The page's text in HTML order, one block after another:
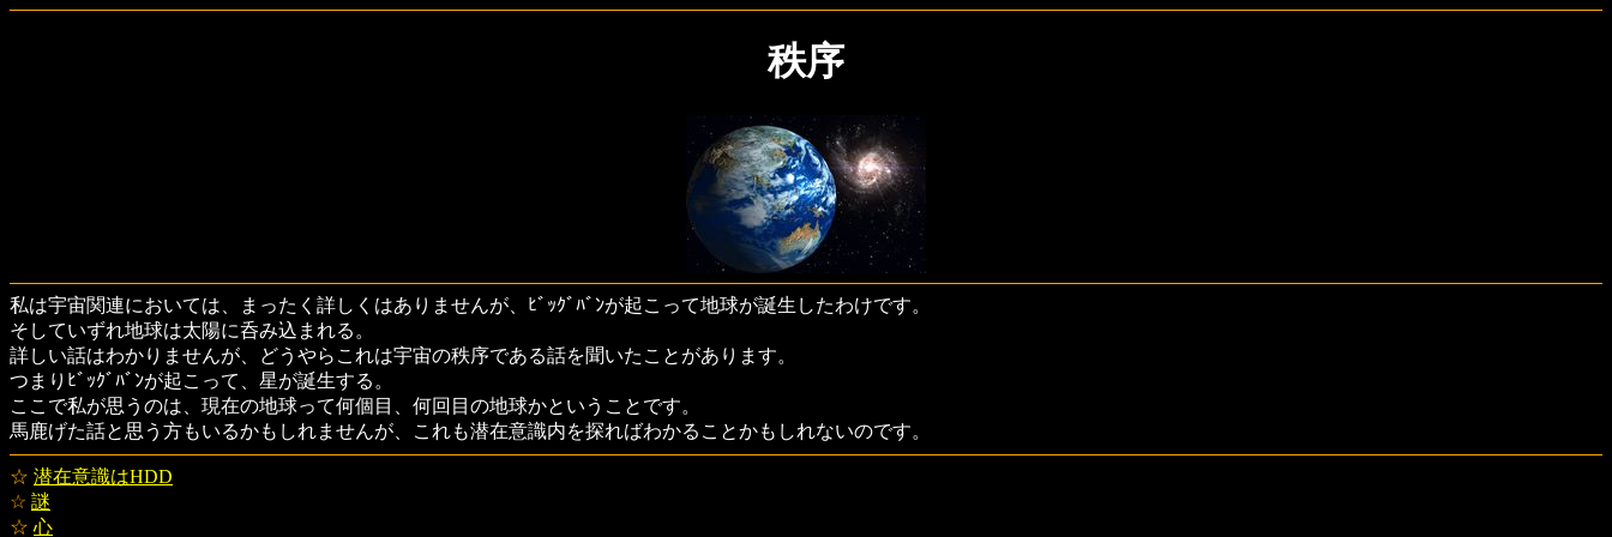
秩序
私は宇宙関連においては、まったく詳しくはありませんが、ﾋﾞｯｸﾞﾊﾞﾝが起こって地球が誕生したわけです。
そしていずれ地球は太陽に呑み込まれる。
詳しい話はわかりませんが、どうやらこれは宇宙の秩序である話を聞いたことがあります。
つまりﾋﾞｯｸﾞﾊﾞﾝが起こって、星が誕生する。
ここで私が思うのは、現在の地球って何個目、何回目の地球かということです。
馬鹿げた話と思う方もいるかもしれませんが、これも潜在意識内を探ればわかることかもしれないのです。
☆ 潜在意識はHDD
☆ 謎
☆ 心